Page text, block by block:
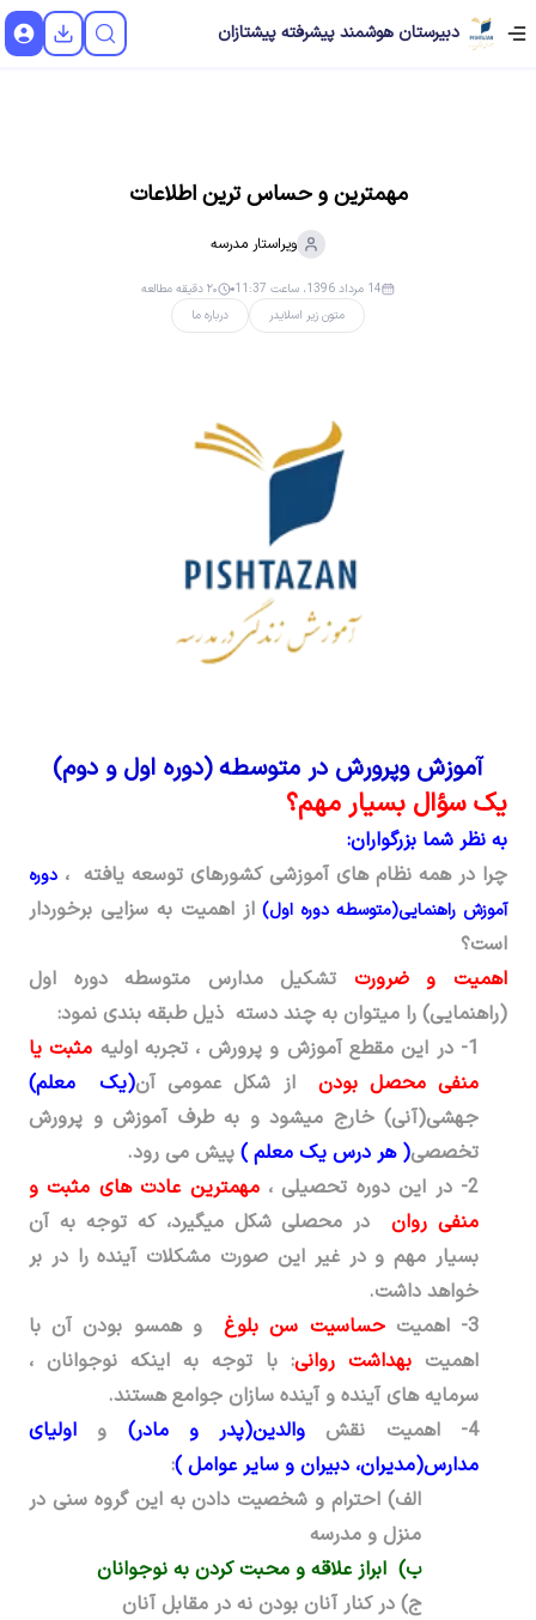
دبیرستان هوشمند پیشرفته پیشتازان
مهمترین و حساس ترین اطلاعات
ویراستار مدرسه
متون زیر اسلایدر درباره ما
14 مرداد 1396، ساعت 11:37 ۲۰ دقیقه مطالعه
آموزش وپرورش در متوسطه (دوره اول و دوم)
یک سؤال بسیار مهم؟
به نظر شما بزرگواران:
چرا در همه نظام­ های آموزشی کشورهای توسعه­ یافته ، دوره
آموزش راهنمایی(متوسطه دوره اول)از اهمیت به سزایی برخوردار
است؟
اهمیت و ضرورت تشکیل مدارس متوسطه دوره اول
(راهنمایی) را می­توان به چند دسته­ ذیل طبقه بندی نمود:
1- در این مقطع آموزش و پرورش ، تجربه اولیه مثبت یا
منفی محصل بودن
از شکل عمومی آن(یک معلم)
جهشی(آنی) خارج می­شود و به طرف آموزش و پرورش
تخصصی( هر درس یک معلم ) پیش می­ رود.
2- در این دوره تحصیلی ،مهم­ترینعادت­ های مثبت و
منفی روان در محصلی شکل می­گیرد، که توجه به آن
بسیار مهم و در غیر این صورت مشکلات آینده را در بر
خواهد داشت.
3-
اهمیتحساسیت سن بلوغو همسو بودن آن با
اهمیت بهداشت روانی: با توجه به اینکه نوجوانان ،
سرمایه ­های آینده و آینده سازان جوامع هستند.
4-
اهمیت نقش والدین(پدر و مادر) و اولیای
مدارس(مدیران، دبیران و سایر عوامل ):
الف) احترام و شخصیت دادن به این گروه سنی در
منزل و مدرسه
ب) ابراز علاقه و محبت کردن به نوجوانان
ج) در کنار آنان بودن نه در مقابل آنان